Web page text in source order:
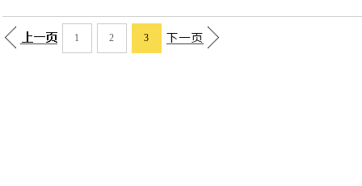
1 2 3